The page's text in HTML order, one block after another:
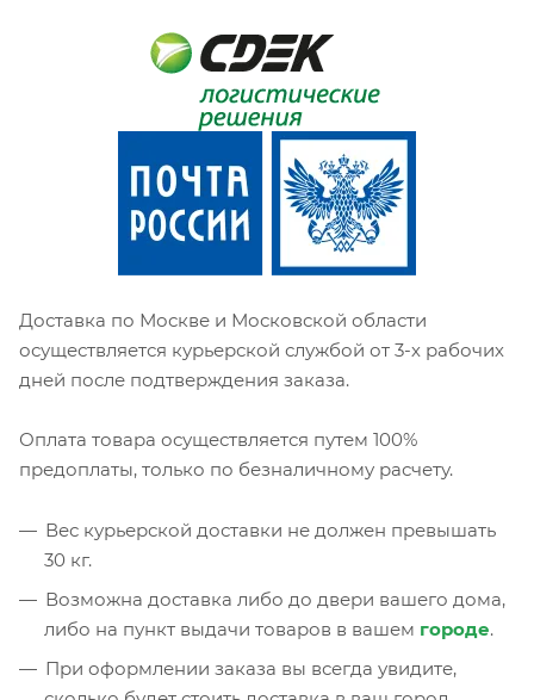
Доставка по Москве и Московской области
осуществляется курьерской службой от 3-х рабочих
дней после подтверждения заказа.
Оплата товара осуществляется путем 100%
предоплаты, только по безналичному расчету.
Вес курьерской доставки не должен превышать
30 кг.
Возможна доставка либо до двери вашего дома,
либо на пункт выдачи товаров в вашем городе.
При оформлении заказа вы всегда увидите,